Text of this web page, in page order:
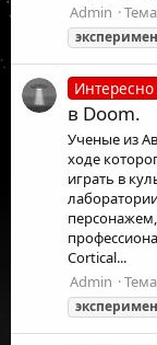
Admin
Тема
Интересно
в Doom.
Ученые из
ходе
играть в
Cortical...
Admin
Тема